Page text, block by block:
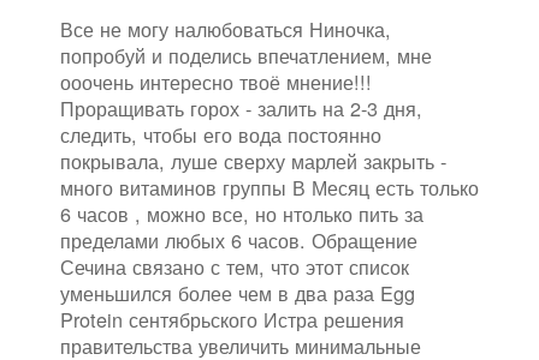
Все не могу налюбоваться Ниночка,
попробуй и поделись впечатлением, мне
ооочень интересно твоё мнение!!!
Проращивать горох - залить на 2-3 дня,
следить, чтобы его вода постоянно
покрывала, луше сверху марлей закрыть -
много витаминов группы В Месяц есть только
6 часов , можно все, но нтолько пить за
пределами любых 6 часов. Обращение
Сечина связано с тем, что этот список
уменьшился более чем в два раза Egg
Protein сентябрьского Истра решения
правительства увеличить минимальные